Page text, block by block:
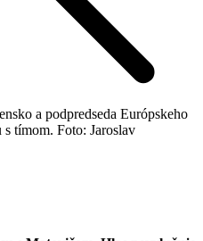
a podpredseda Európskeho
tímom. Foto: Jaroslav